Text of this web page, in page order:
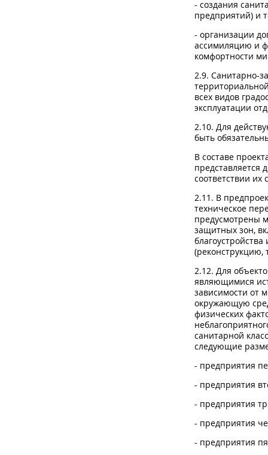
- создания
предприятий) и
- организации
ассимиляцию и
комфортности
2.9. Санитарно-
всех видов
эксплуатации
2.10. Для
быть
В составе
соответствии
2.11. В
техническое
предусмотрены
защитных зон,
(реконструкцию,
2.12. Для
являющимися
зависимости от
окружающую
физических
санитарной
следующие
- предприятия
- предприятия
- предприятия
- предприятия
- предприятия